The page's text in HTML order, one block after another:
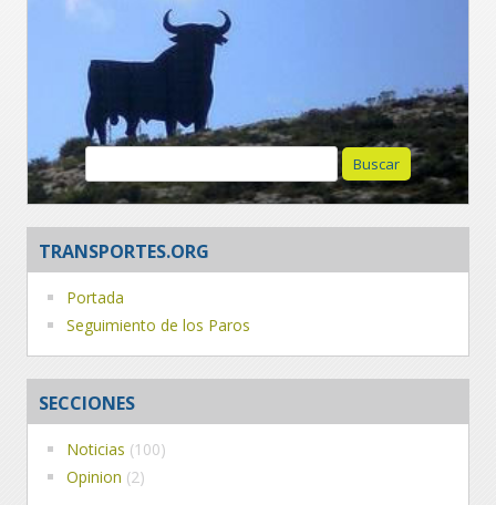
Buscar:
TRANSPORTES.ORG
Portada
Seguimiento de los Paros
SECCIONES
Noticias (100)
Opinion (2)